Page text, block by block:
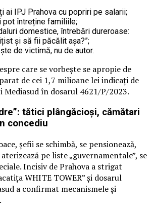
ai IPJ Prahova cu popriri pe salarii;
pot întreține familiile;
domestice, întrebări dureroase:
și să fii păcălit așa?”;
de victimă, nu de autor.
care se vorbește se apropie de
de cei 1,7 milioane lei indicați de
Mediasud în dosarul 4621/P/2023.
tătici plângăcioși, cămătari
concediu
șefii se schimbă, se pensionează,
pe liste „guvernamentale”, se
Incisiv de Prahova a strigat
WHITE TOWER” și dosarul
a confirmat mecanismele și